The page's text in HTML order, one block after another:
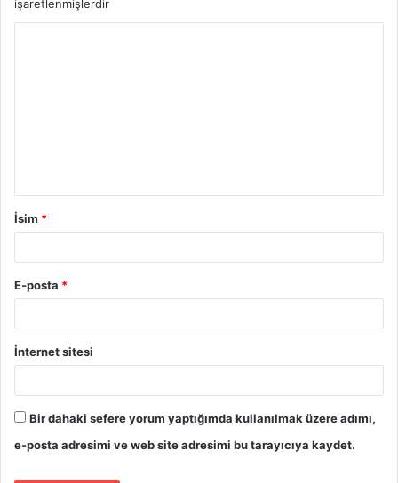
işaretlenmişlerdir
İsim *
E-posta *
İnternet sitesi
Bir dahaki sefere yorum yaptığımda kullanılmak üzere adımı,
e-posta adresimi ve web site adresimi bu tarayıcıya kaydet.